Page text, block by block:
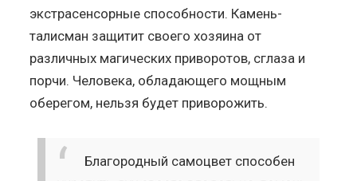
экстрасенсорные способности. Камень-
талисман защитит своего хозяина от
различных магических приворотов, сглаза и
порчи. Человека, обладающего мощным
оберегом, нельзя будет приворожить.
Благородный самоцвет способен